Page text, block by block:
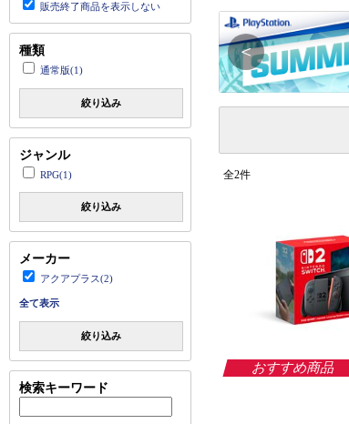
販売終了商品を表示しない
種類
通常版(1)
絞り込み
ジャンル
RPG(1)
絞り込み
メーカー
アクアプラス(2)
全て表示
絞り込み
検索キーワード
＜
全2件
おすすめ商品